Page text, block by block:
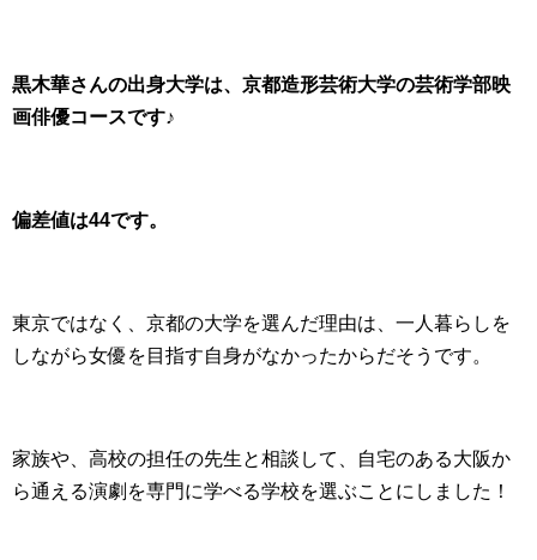
黒木華さんの出身大学は、京都造形芸術大学の芸術学部映
画俳優コースです♪
偏差値は44です。
東京ではなく、京都の大学を選んだ理由は、一人暮らしを
しながら女優を目指す自身がなかったからだそうです。
家族や、高校の担任の先生と相談して、自宅のある大阪か
ら通える演劇を専門に学べる学校を選ぶことにしました！